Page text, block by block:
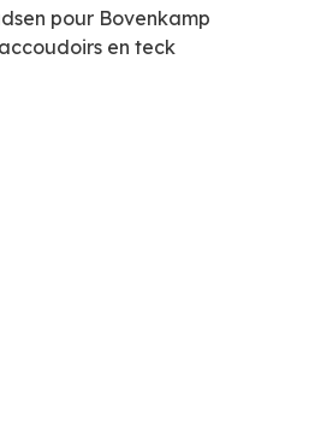
pour Bovenkamp
en teck